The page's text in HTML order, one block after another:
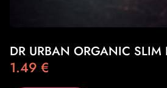
DR URBAN ORGANIC SLIM
1.49 €